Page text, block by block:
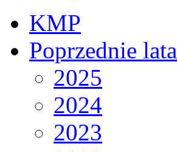
KMP
Poprzednie lata
2025
2024
2023